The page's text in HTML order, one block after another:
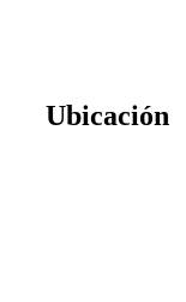
Ubicación